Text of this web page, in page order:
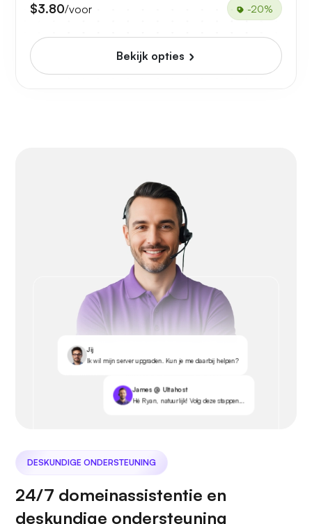
$3.80/voor -20%
Bekijk opties
Jij
Ik wil mijn server upgraden. Kun je me daarbij helpen?
James @ Ultahost
Hé Ryan, natuurlijk! Volg deze stappen...
DESKUNDIGE ONDERSTEUNING
24/7 domeinassistentie en
deskundige ondersteuning